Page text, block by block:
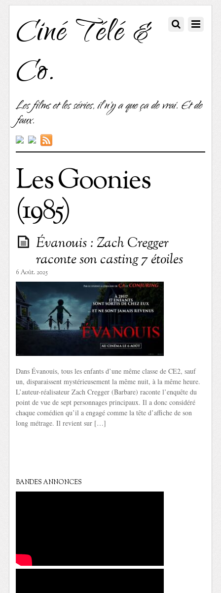
Ciné Télé &
Co.
Les films et les séries, il n'y a que ça de vrai. Et de
faux.
Les Goonies
(1985)
Évanouis : Zach Cregger
raconte son casting 7 étoiles
6 Août. 2025
Dans Évanouis, tous les enfants d’une même classe de CE2, sauf
un, disparaissent mystérieusement la même nuit, à la même heure.
L’auteur-réalisateur Zach Cregger (Barbare) raconte l’enquête du
point de vue de sept personnages principaux. Il a donc considéré
chaque comédien qu’il a engagé comme la tête d’affiche de son
long métrage. Il revient sur […]
BANDES ANNONCES